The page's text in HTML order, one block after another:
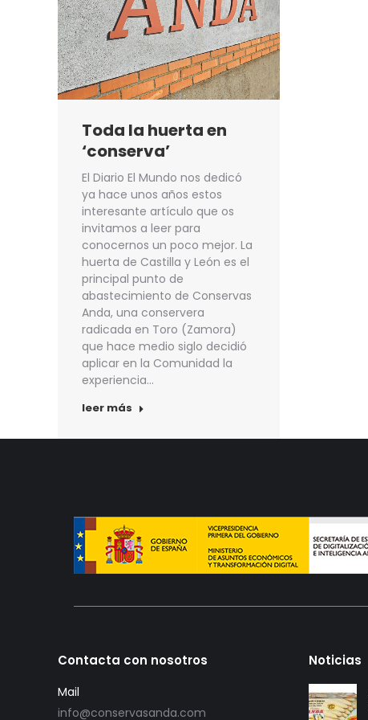
Toda la huerta en
‘conserva’
El Diario El Mundo nos dedicó
ya hace unos años estos
interesante artículo que os
invitamos a leer para
conocernos un poco mejor. La
huerta de Castilla y León es el
principal punto de
abastecimiento de Conservas
Anda, una conservera
radicada en Toro (Zamora)
que hace medio siglo decidió
aplicar en la Comunidad la
experiencia…
leer más
Contacta con nosotros
Mail
info@conservasanda.com
Noticias